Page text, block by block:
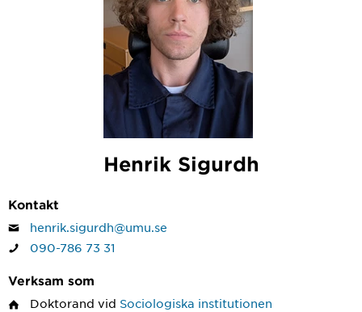
Henrik Sigurdh
Kontakt
henrik.sigurdh@umu.se
090-786 73 31
Verksam som
Doktorand vid Sociologiska institutionen